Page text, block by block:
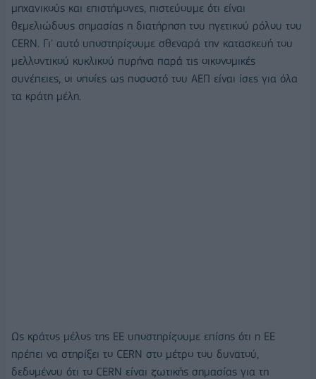
μηχανικούς και επιστήμονες, πιστεύουμε ότι είναι
θεμελιώδους σημασίας η διατήρηση του ηγετικού ρόλου του
CERN. Γι' αυτό υποστηρίζουμε σθεναρά την κατασκευή του
μελλοντικού κυκλικού πυρήνα παρά τις οικονομικές
συνέπειες, οι οποίες ως ποσοστό του ΑΕΠ είναι ίσες για όλα
τα κράτη μέλη.
Ως κράτος μέλος της ΕΕ υποστηρίζουμε επίσης ότι η ΕΕ
πρέπει να στηρίξει το CERN στο μέτρο του δυνατού,
δεδομένου ότι το CERN είναι ζωτικής σημασίας για τη